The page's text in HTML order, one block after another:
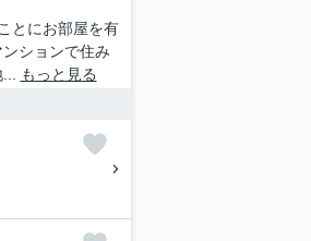
とにお部屋を有
ションで住み
もっと見る